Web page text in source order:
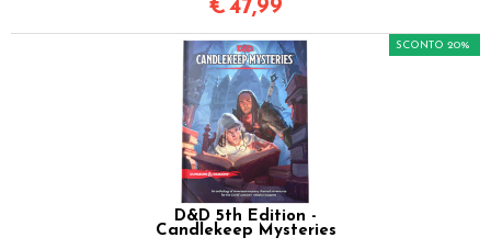
€47,99
D&D 5th Edition -
Candlekeep Mysteries
SCONTO 20%